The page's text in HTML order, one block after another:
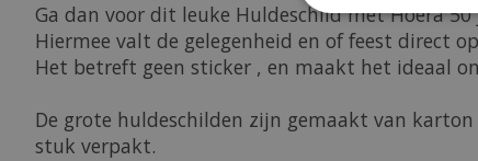
Ga dan voor dit leuke Huldeschild met Hoera
Hiermee valt de gelegenheid en of feest direct
Het betreft geen sticker , en maakt het ideaal
De grote huldeschilden zijn gemaakt van
stuk verpakt.